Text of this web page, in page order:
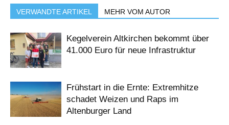
VERWANDTE ARTIKEL MEHR VOM AUTOR
Kegelverein Altkirchen bekommt über
41.000 Euro für neue Infrastruktur
Frühstart in die Ernte: Extremhitze
schadet Weizen und Raps im
Altenburger Land